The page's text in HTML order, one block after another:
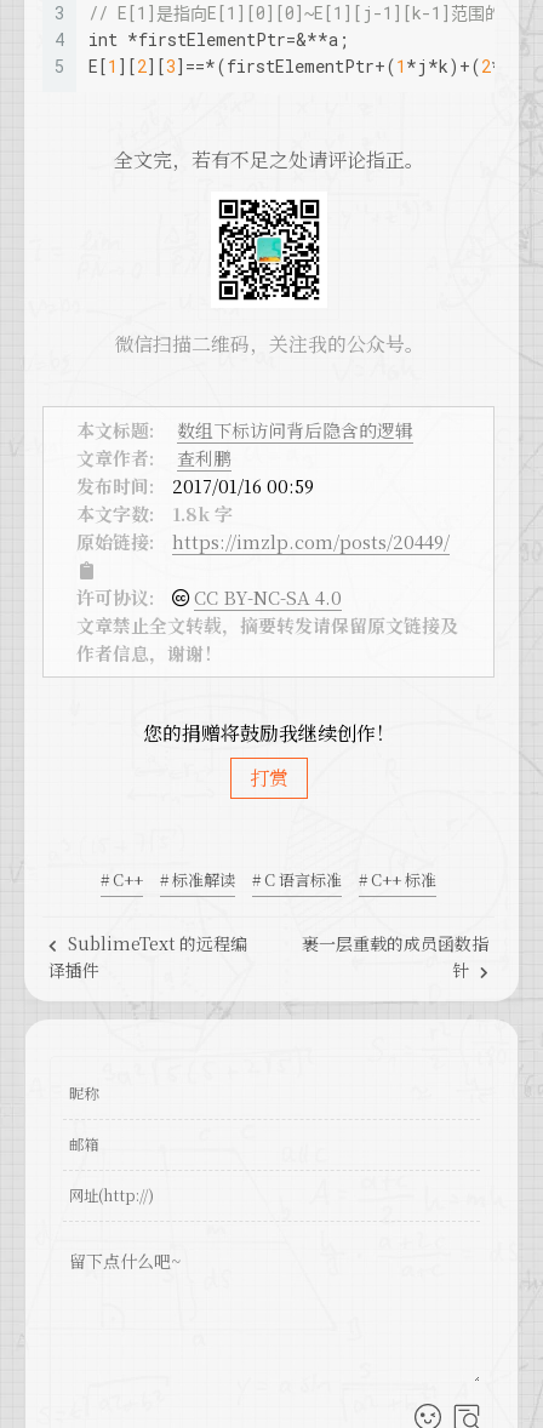
3
4
5
// E[1]是指向E[1][0][0]~E[1][j-1][k-1]范围的数组
int *firstElementPtr=&**a;
E[1 ][2][3]==*(firstElementPtr+(1 *j*k)+(2*k)+ 3
全文完，若有不足之处请评论指正。
微信扫描二维码，关注我的公众号。
本文标题:
数组下标访问背后隐含的逻辑
文章作者:
查利鹏
发布时间:
2017/01/16 00:59
本文字数:
1.8k 字
原始链接:
https://imzlp.com/posts/20449/
许可协议:
CC BY-NC-SA 4.0
文章禁止全文转载，摘要转发请保留原文链接及
作者信息，谢谢！
您的捐赠将鼓励我继续创作！
打赏
# C++ # 标准解读 # C 语言标准 # C++ 标准
SublimeText 的远程编
译插件
裹一层重载的成员函数指
针